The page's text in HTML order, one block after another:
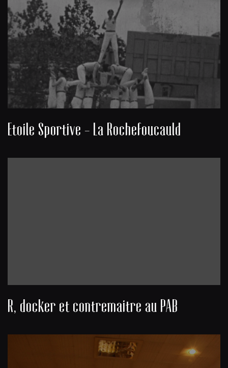
Etoile Sportive - La Rochefoucauld
R, docker et contremaitre au PAB